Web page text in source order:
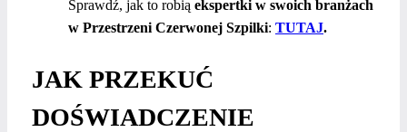
Sprawdź, jak to robią ekspertki w swoich branżach
w Przestrzeni Czerwonej Szpilki: TUTAJ.
JAK PRZEKUĆ
DOŚWIADCZENIE